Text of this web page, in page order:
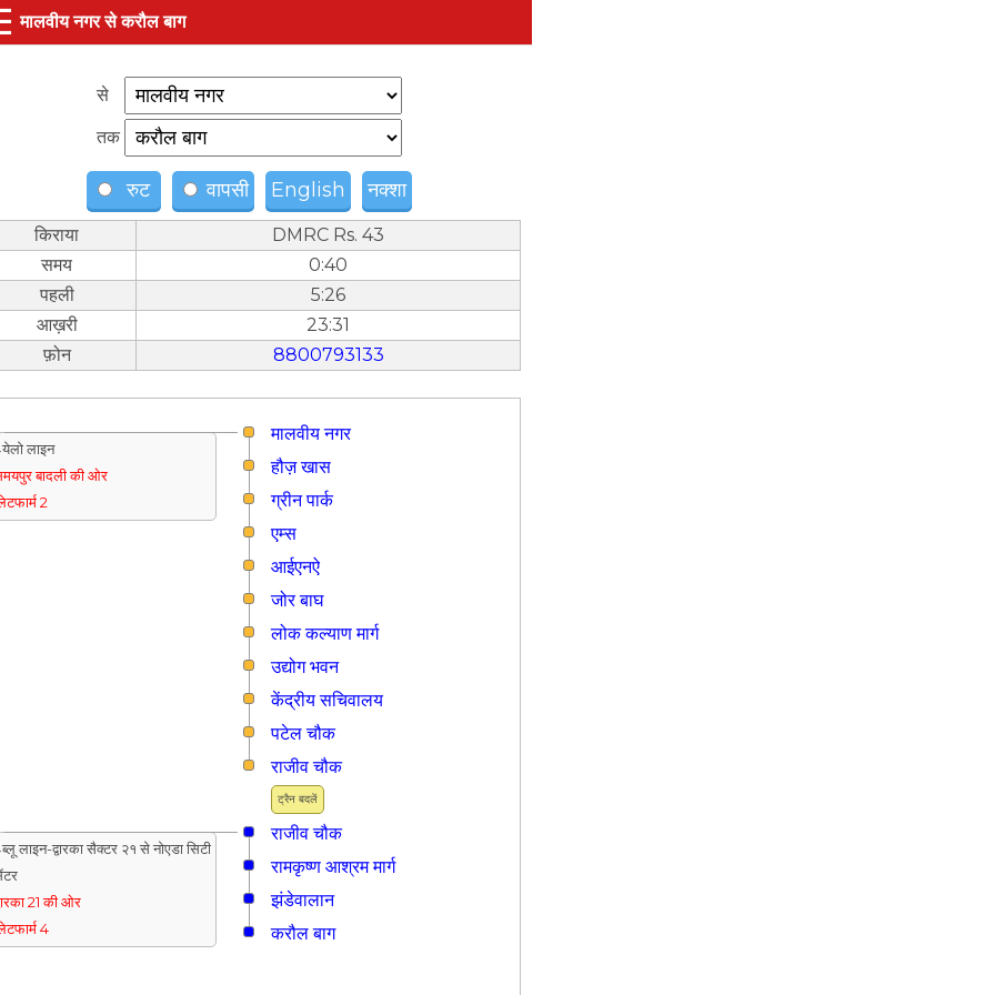
मालवीय नगर से करौल बाग
से
तक
रुट वापसी English नक्शा
किराया
DMRC Rs. 43
समय
0:40
पहली
5:26
आख़री
23:31
फ़ोन
8800793133
मालवीय नगर
लाइन
बादली की ओर
2
हौज़ खास
ग्रीन पार्क
एम्स
आईएनऐ
जोर बाघ
लोक कल्याण मार्ग
उद्योग भवन
केंद्रीय सचिवालय
पटेल चौक
ट्रैन बदलें
राजीव चौक
राजीव चौक
लाइन-द्वारका सैक्टर २१ से नोएडा सिटी
21 की ओर
4
रामकृष्ण आश्रम मार्ग
झंडेवालान
करौल बाग